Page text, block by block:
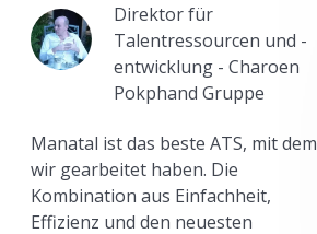
Direktor für
Talentressourcen und -
entwicklung - Charoen
Pokphand Gruppe
Manatal ist das beste ATS, mit dem
wir gearbeitet haben. Die
Kombination aus Einfachheit,
Effizienz und den neuesten